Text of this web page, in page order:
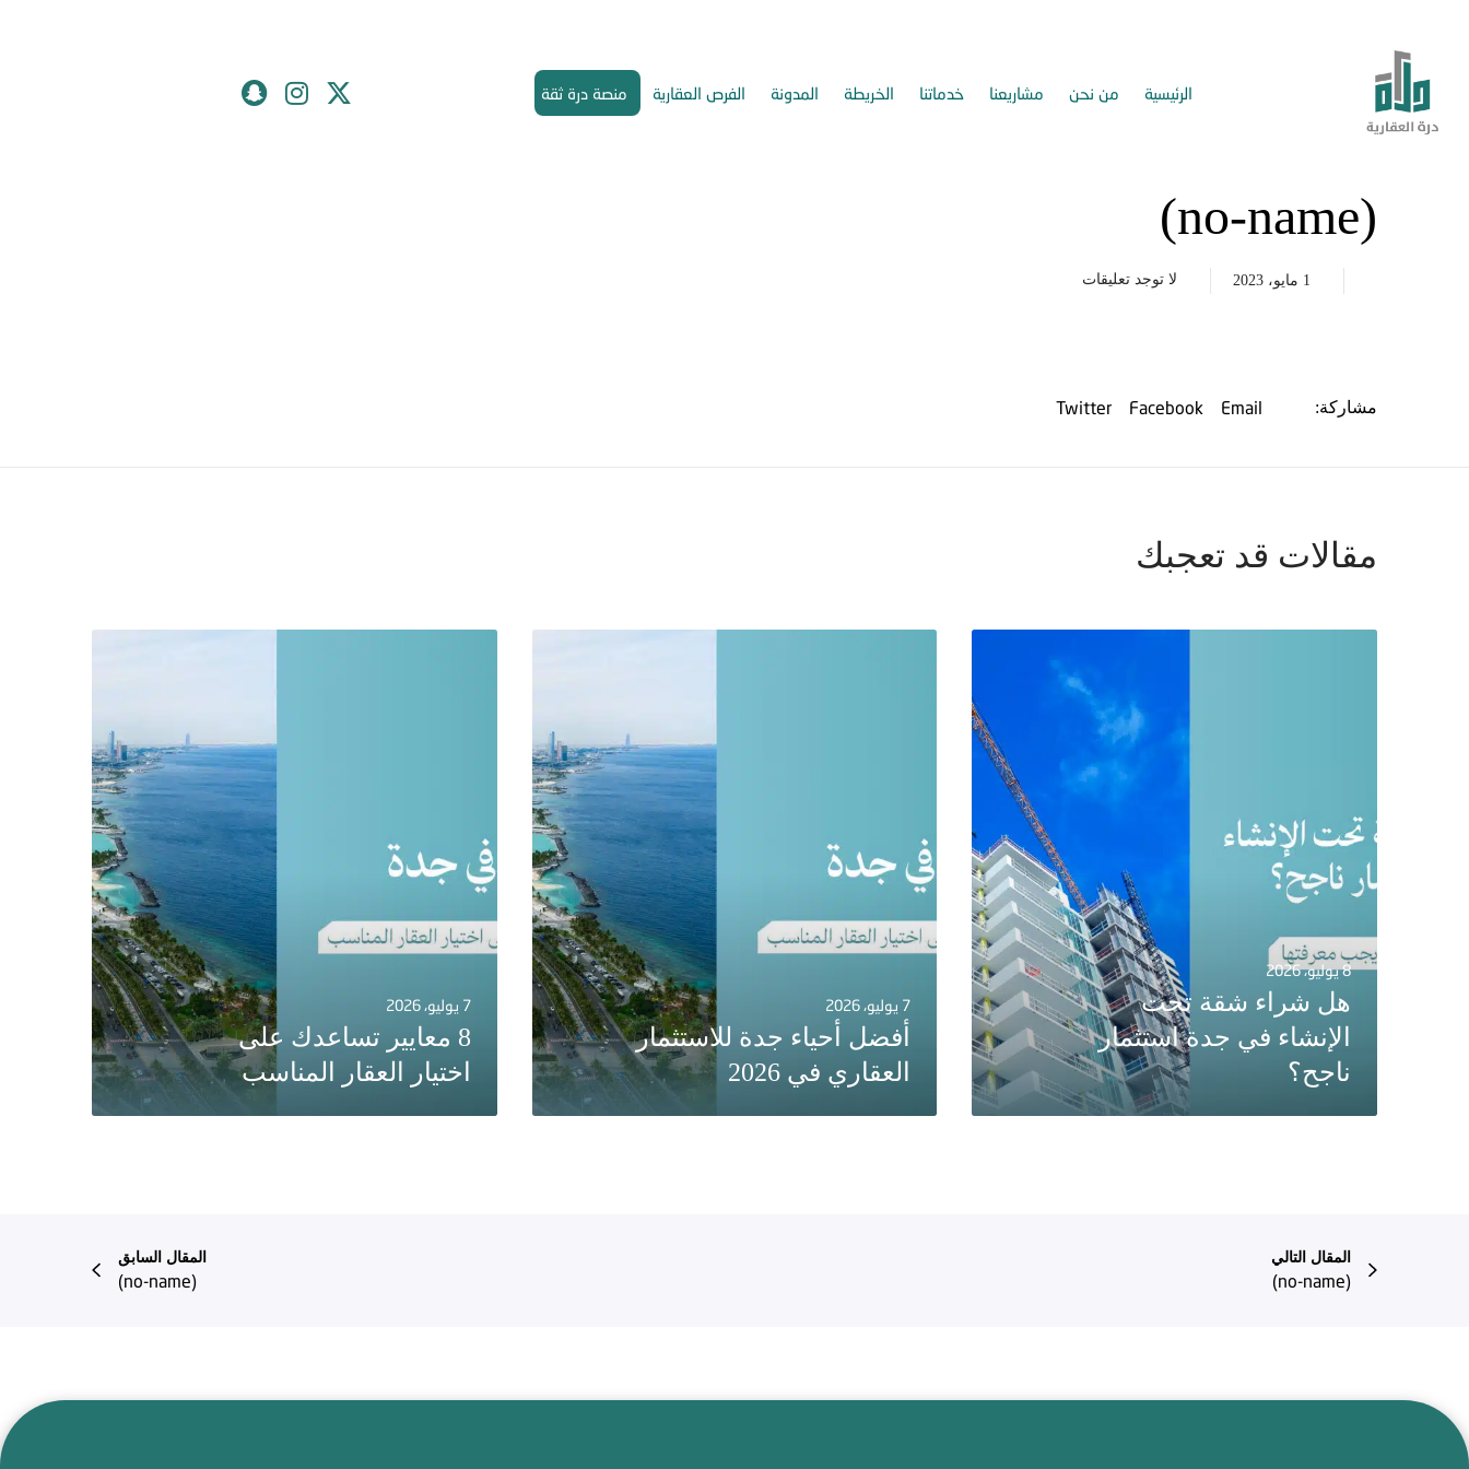
الرئيسية من نحن مشاريعنا خدماتنا الخريطة المدونة الفرص العقارية منصة درة ثقة
(no-name)
1 مايو، 2023 لا توجد تعليقات
مشاركة: Email
Facebook
Twitter
مقالات قد تعجبك
8 يوليو، 2026
هل شراء شقة تحت
الإنشاء في جدة استثمار
ناجح؟
7 يوليو، 2026
أفضل أحياء جدة للاستثمار
العقاري في 2026
7 يوليو، 2026
8 معايير تساعدك على
اختيار العقار المناسب
المقال السابق
(no-name)
المقال التالي
(no-name)